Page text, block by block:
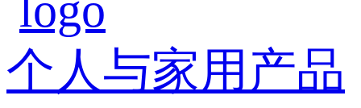
个人与家用产品